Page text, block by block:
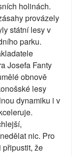
holinách.
provázely
státní lesy v
parku.
Josefa Fanty
obnově
lesy
dynamiku i v
nic. Pro
že